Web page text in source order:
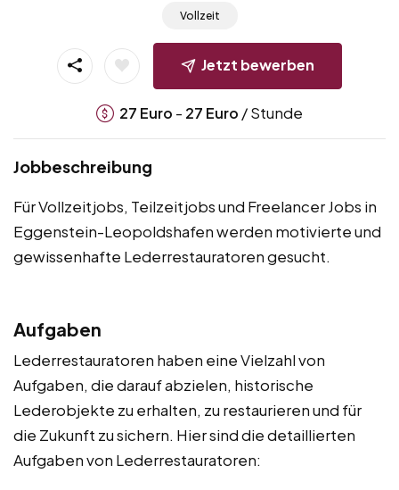
Vollzeit
Jetzt bewerben
27 Euro - 27 Euro / Stunde
Jobbeschreibung
Für Vollzeitjobs, Teilzeitjobs und Freelancer Jobs in
Eggenstein-Leopoldshafen werden motivierte und
gewissenhafte Lederrestauratoren gesucht.
Aufgaben
Lederrestauratoren haben eine Vielzahl von
Aufgaben, die darauf abzielen, historische
Lederobjekte zu erhalten, zu restaurieren und für
die Zukunft zu sichern. Hier sind die detaillierten
Aufgaben von Lederrestauratoren: